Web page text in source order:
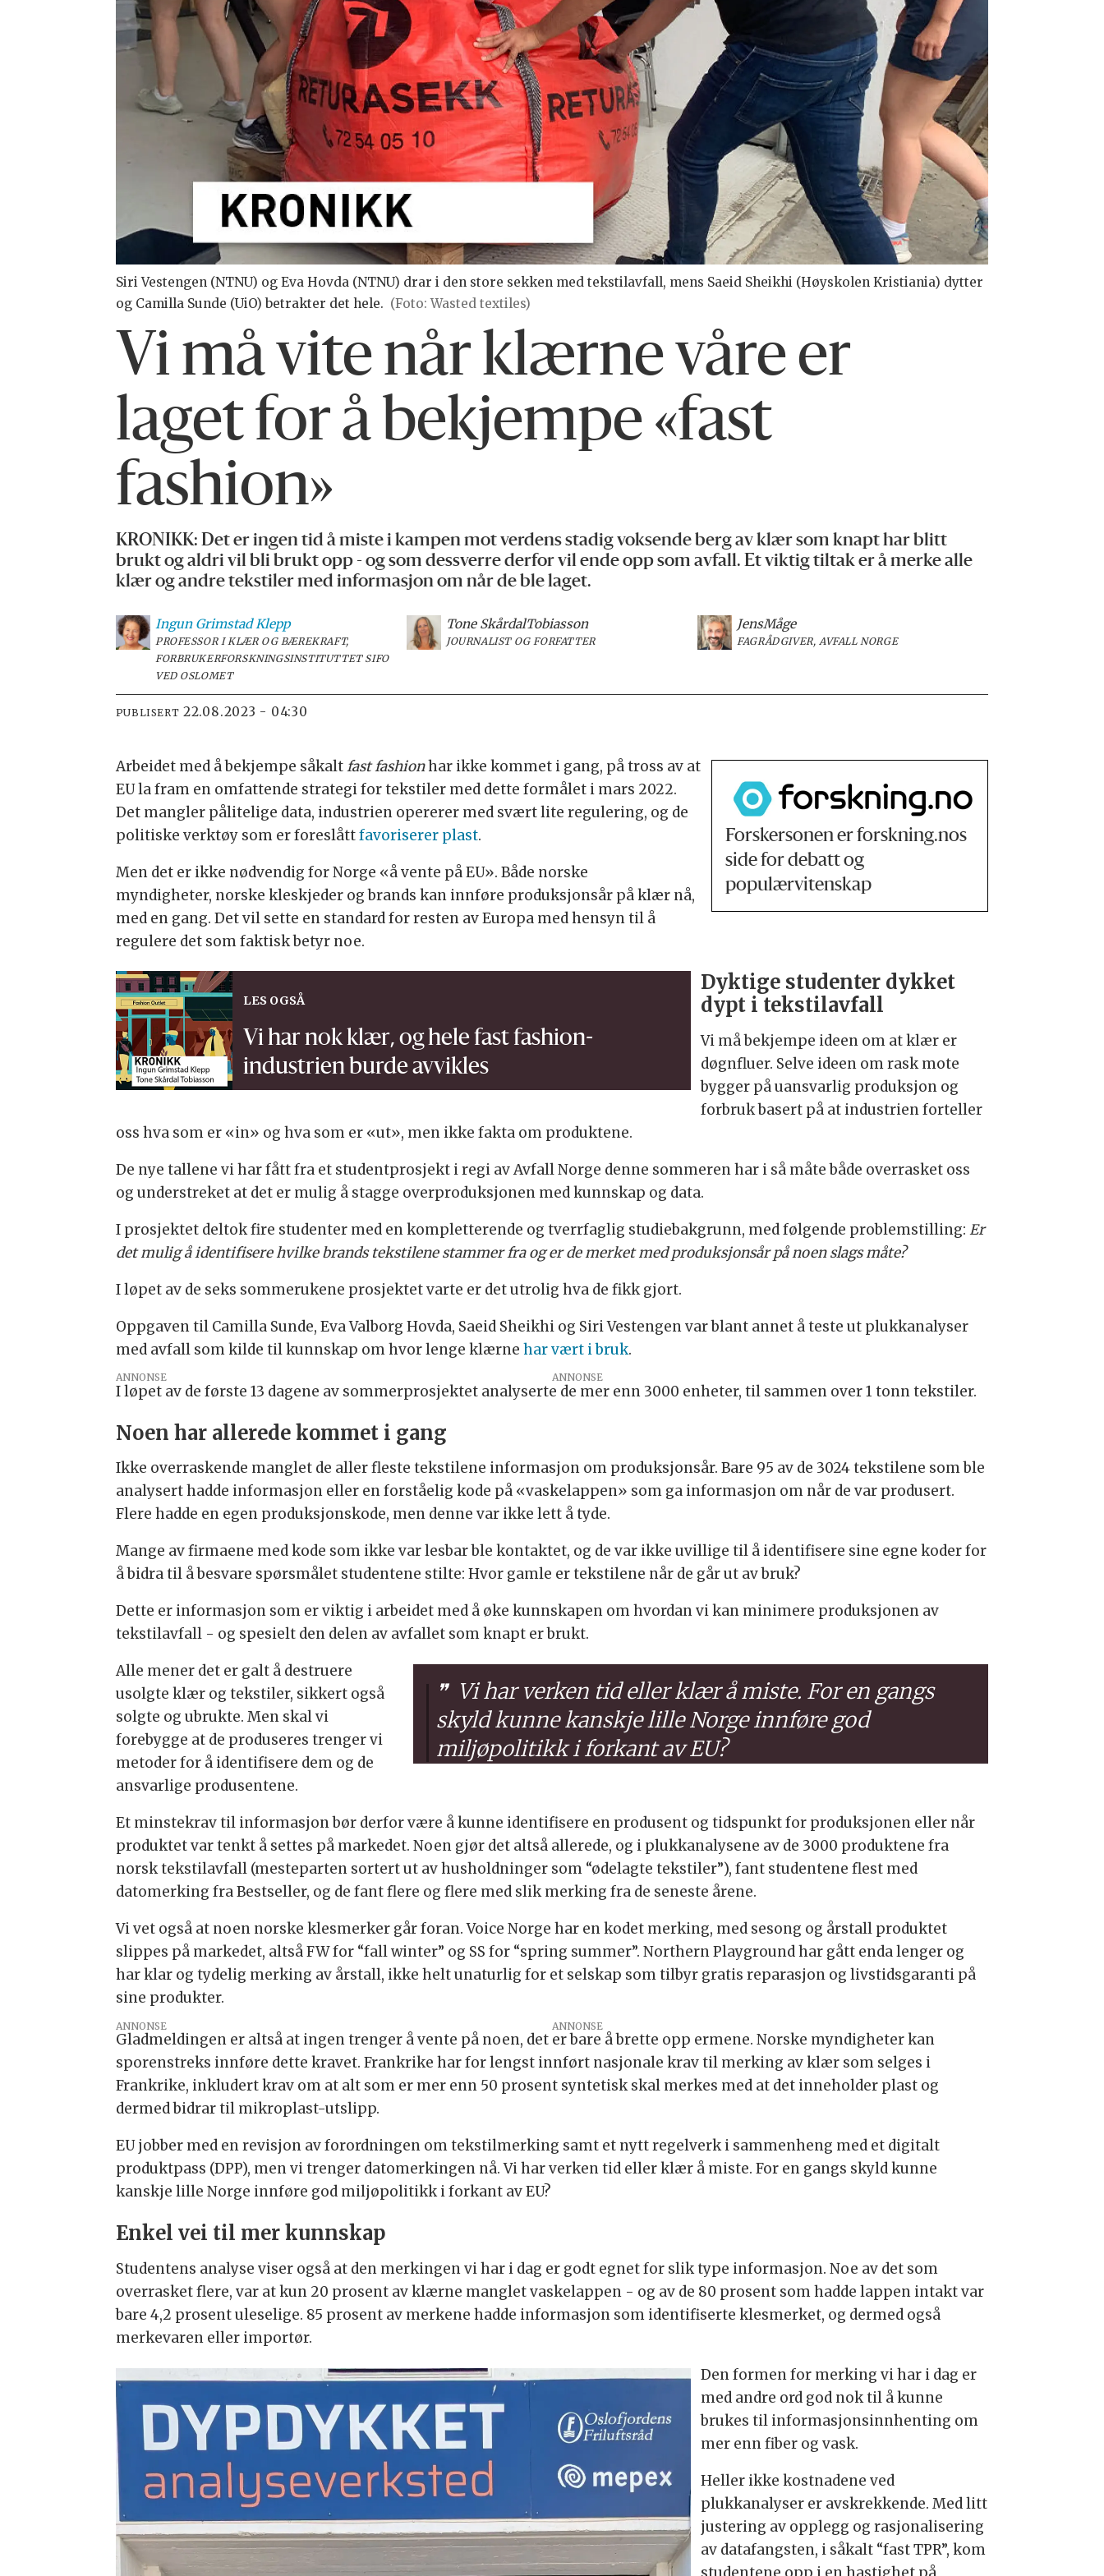
Siri Vestengen (NTNU) og Eva Hovda (NTNU) drar i den store sekken med tekstilavfall, mens Saeid Sheikhi (Høyskolen Kristiania) dytter
og Camilla Sunde (UiO) betrakter det hele. (Foto: Wasted textiles)
Vi må vite når klærne våre er
laget for å bekjempe «fast
fashion»
KRONIKK: Det er ingen tid å miste i kampen mot verdens stadig voksende berg av klær som knapt har blitt
brukt og aldri vil bli brukt opp - og som dessverre derfor vil ende opp som avfall. Et viktig tiltak er å merke alle
klær og andre tekstiler med informasjon om når de ble laget.
Ingun Grimstad Klepp
PROFESSOR I KLÆR OG BÆREKRAFT,
FORBRUKERFORSKNINGSINSTITUTTET SIFO
VED OSLOMET
Tone SkårdalTobiasson
JOURNALIST OG FORFATTER
JensMåge
FAGRÅDGIVER, AVFALL NORGE
PUBLISERT 22.08.2023 - 04:30
Forskersonen er forskning.nos
side for debatt og
populærvitenskap
Arbeidet med å bekjempe såkaltfast fashionhar ikke kommet i gang, på tross av at
EU la fram en omfattende strategi for tekstiler med dette formålet i mars 2022.
Det mangler pålitelige data, industrien opererer med svært lite regulering, og de
politiske verktøy som er foreslåttfavoriserer plast.
Men det er ikke nødvendig for Norge «å vente på EU». Både norske
myndigheter, norske kleskjeder og brands kan innføre produksjonsår på klær nå,
med en gang. Det vil sette en standard for resten av Europa med hensyn til å
regulere det som faktisk betyr noe.
LES OGSÅ
Vi har nok klær, og hele fast fashion-
industrien burde avvikles
Dyktige studenter dykket
dypt i tekstilavfall
Vi må bekjempe ideen om at klær er
døgnfluer. Selve ideen om rask mote
bygger på uansvarlig produksjon og
forbruk basert på at industrien forteller
oss hva som er «in» og hva som er «ut», men ikke fakta om produktene.
De nye tallene vi har fått fra et studentprosjekt i regi av Avfall Norge denne sommeren har i så måte både overrasket oss
og understreket at det er mulig å stagge overproduksjonen med kunnskap og data.
I prosjektet deltok fire studenter med en kompletterende og tverrfaglig studiebakgrunn, med følgende problemstilling: Er
det mulig å identifisere hvilke brands tekstilene stammer fra og er de merket med produksjonsår på noen slags måte?
I løpet av de seks sommerukene prosjektet varte er det utrolig hva de fikk gjort.
Oppgaven til Camilla Sunde, Eva Valborg Hovda, Saeid Sheikhi og Siri Vestengen var blant annet å teste ut plukkanalyser
med avfall som kilde til kunnskap om hvor lenge klærne har vært i bruk.
ANNONSE
I løpet av de første 13 dagene av sommerprosjektet analyserte de mer enn 3000 enheter, til sammen over 1 tonn tekstiler.
Noen har allerede kommet i gang
Ikke overraskende manglet de aller fleste tekstilene informasjon om produksjonsår. Bare 95 av de 3024 tekstilene som ble
analysert hadde informasjon eller en forståelig kode på «vaskelappen» som ga informasjon om når de var produsert.
Flere hadde en egen produksjonskode, men denne var ikke lett å tyde.
Mange av firmaene med kode som ikke var lesbar ble kontaktet, og de var ikke uvillige til å identifisere sine egne koder for
å bidra til å besvare spørsmålet studentene stilte: Hvor gamle er tekstilene når de går ut av bruk?
Dette er informasjon som er viktig i arbeidet med å øke kunnskapen om hvordan vi kan minimere produksjonen av
tekstilavfall - og spesielt den delen av avfallet som knapt er brukt.
Vi har verken tid eller klær å miste. For en gangs
skyld kunne kanskje lille Norge innføre god
miljøpolitikk i forkant av EU?
Alle mener det er galt å destruere
usolgte klær og tekstiler, sikkert også
solgte og ubrukte. Men skal vi
forebygge at de produseres trenger vi
metoder for å identifisere dem og de
ansvarlige produsentene.
Et minstekrav til informasjon bør derfor være å kunne identifisere en produsent og tidspunkt for produksjonen eller når
produktet var tenkt å settes på markedet. Noen gjør det altså allerede, og i plukkanalysene av de 3000 produktene fra
norsk tekstilavfall (mesteparten sortert ut av husholdninger som “ødelagte tekstiler”), fant studentene flest med
datomerking fra Bestseller, og de fant flere og flere med slik merking fra de seneste årene.
Vi vet også at noen norske klesmerker går foran. Voice Norge har en kodet merking, med sesong og årstall produktet
slippes på markedet, altså FW for “fall winter” og SS for “spring summer”. Northern Playground har gått enda lenger og
har klar og tydelig merking av årstall, ikke helt unaturlig for et selskap som tilbyr gratis reparasjon og livstidsgaranti på
sine produkter.
ANNONSE
Gladmeldingen er altså at ingen trenger å vente på noen, det er bare å brette opp ermene. Norske myndigheter kan
sporenstreks innføre dette kravet. Frankrike har for lengst innført nasjonale krav til merking av klær som selges i
Frankrike, inkludert krav om at alt som er mer enn 50 prosent syntetisk skal merkes med at det inneholder plast og
dermed bidrar til mikroplast-utslipp.
EU jobber med en revisjon av forordningen om tekstilmerking samt et nytt regelverk i sammenheng med et digitalt
produktpass (DPP), men vi trenger datomerkingen nå. Vi har verken tid eller klær å miste. For en gangs skyld kunne
kanskje lille Norge innføre god miljøpolitikk i forkant av EU?
Enkel vei til mer kunnskap
Studentens analyse viser også at den merkingen vi har i dag er godt egnet for slik type informasjon. Noe av det som
overrasket flere, var at kun 20 prosent av klærne manglet vaskelappen - og av de 80 prosent som hadde lappen intakt var
bare 4,2 prosent uleselige. 85 prosent av merkene hadde informasjon som identifiserte klesmerket, og dermed også
merkevaren eller importør.
Den formen for merking vi har i dag er
med andre ord god nok til å kunne
brukes til informasjonsinnhenting om
mer enn fiber og vask.
Heller ikke kostnadene ved
plukkanalyser er avskrekkende. Med litt
justering av opplegg og rasjonalisering
av datafangsten, i såkalt “fast TPR”, kom